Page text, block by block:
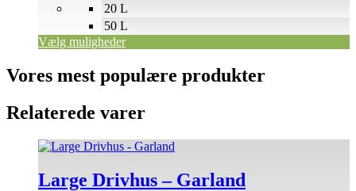
Vælg muligheder
20 L
50 L
Vores mest populære produkter
Relaterede varer
Large Drivhus – Garland